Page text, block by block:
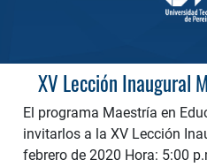
XV Lección Inaugural
El programa Maestría en
invitarlos a la XV Lección
febrero de 2020 Hora: 5:00